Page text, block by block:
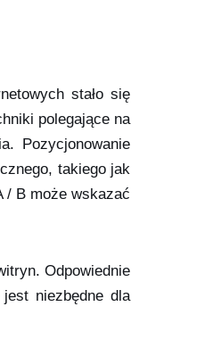
stało się
polegające na
Pozycjonowanie
takiego jak
/ B może wskazać
Odpowiednie
niezbędne dla